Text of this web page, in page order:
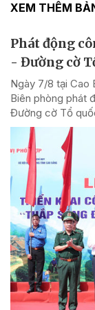
XEM THÊM
Phát động
- Đường cờ
Ngày 7/8 tại Cao
Biên phòng phát
Đường cờ Tổ